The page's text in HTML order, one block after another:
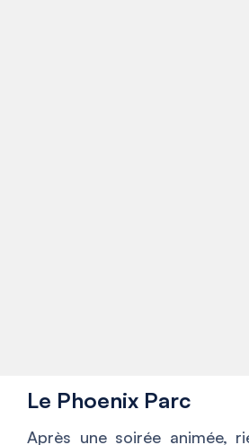
Le Phoenix Parc
Après une soirée animée,